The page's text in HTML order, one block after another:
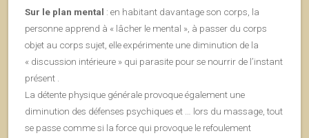
Sur le plan mental : en habitant davantage son corps, la
personne apprend à « lâcher le mental », à passer du corps
objet au corps sujet, elle expérimente une diminution de la
« discussion intérieure » qui parasite pour se nourrir de l’instant
présent .
La détente physique générale provoque également une
diminution des défenses psychiques et … lors du massage, tout
se passe comme si la force qui provoque le refoulement